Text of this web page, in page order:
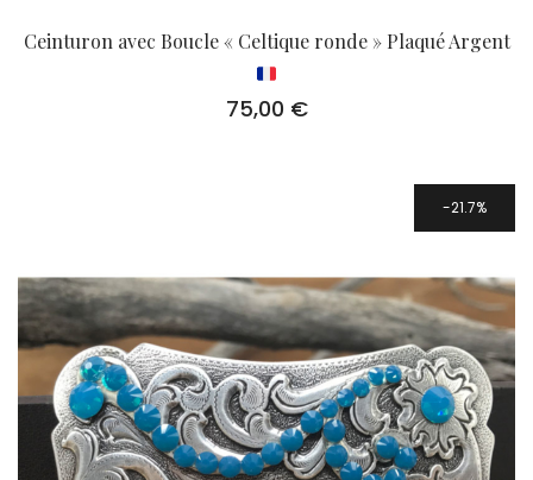
Ceinturon avec Boucle « Celtique ronde » Plaqué Argent
75,00 €
21.7%